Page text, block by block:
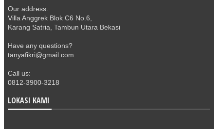
Our address:
Villa Anggrek Blok C6 No.6,
Karang Satria, Tambun Utara Bekasi
Have any questions?
tanyafikri@gmail.com
Call us:
0812-3900-3218
LOKASI KAMI